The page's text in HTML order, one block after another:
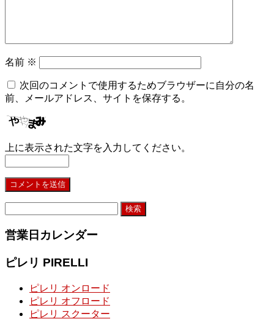
名前 ※
次回のコメントで使用するためブラウザーに自分の名
前、メールアドレス、サイトを保存する。
上に表示された文字を入力してください。
営業日カレンダー
ピレリ PIRELLI
ピレリ オンロード
ピレリ オフロード
ピレリ スクーター